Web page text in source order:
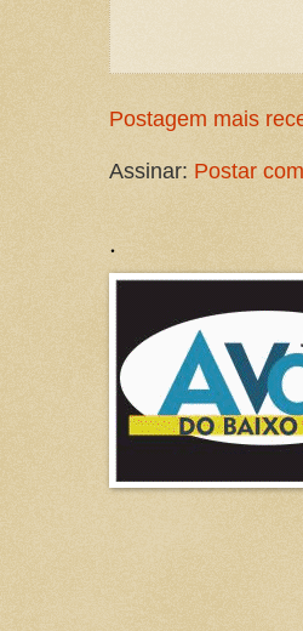
Postagem mais
Assinar: Postar
.